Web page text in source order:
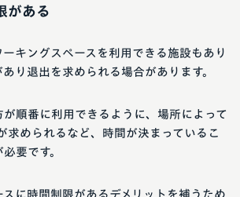
がある
キングスペースを利用できる施設もあり
り退出を求められる場合があります。
順番に利用できるように、場所によって
求められるなど、時間が決まっているこ
要です。
に時間制限があるデメリットを補うため